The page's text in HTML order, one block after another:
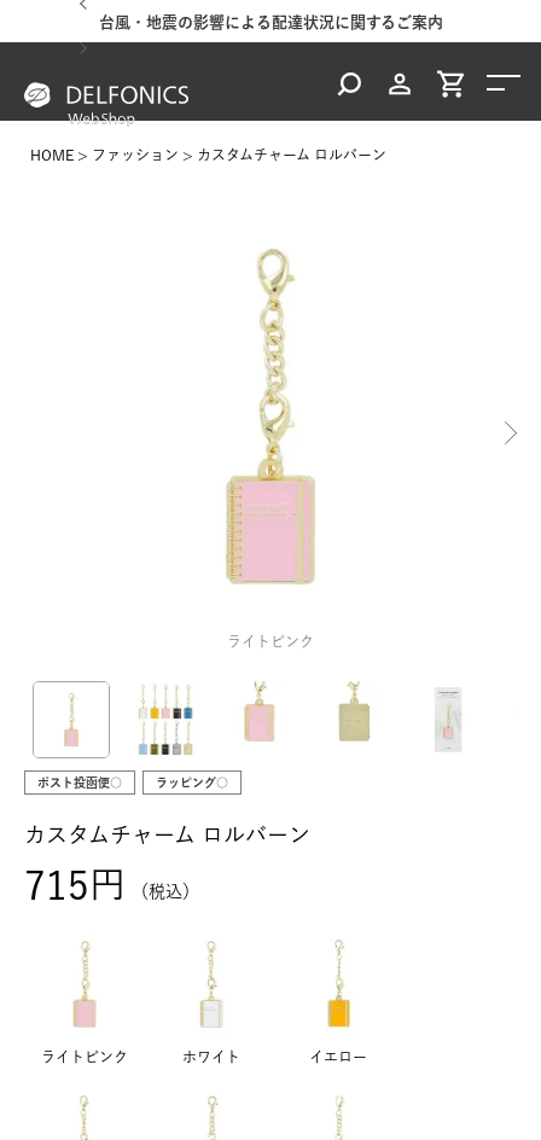
台風・地震の影響による配達状況に関するご案内
HOME ファッション カスタムチャーム ロルバーン
ライトピンク
ポスト投函便○ ラッピング○
カスタムチャーム ロルバーン
715 税込
ライトピンク ホワイト イエロー